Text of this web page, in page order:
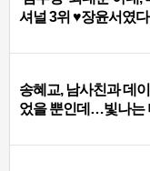
셔널 3위 ♥장윤서였다
송혜교, 남사친과 데
었을 뿐인데…빛나는